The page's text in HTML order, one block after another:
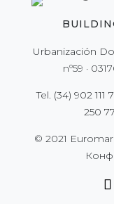
Urbanización
nº59 ·
Tel. (34) 902 111
250
© 2021